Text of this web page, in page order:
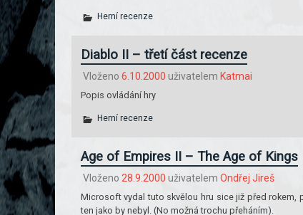
Herní recenze
Diablo II – třetí část recenze
Vloženo 6.10.2000 uživatelem Katmai
Popis ovládání hry
Herní recenze
Age of Empires II – The Age of Kings
Vloženo 28.9.2000 uživatelem Ondřej Jireš
Microsoft vydal tuto skvělou hru sice již před rokem,
ten jako by nebyl. (No možná trochu přeháním).